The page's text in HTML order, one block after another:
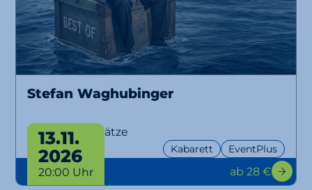
Stefan Waghubinger
Versunkene Sätze
Kabarett EventPlus
13.11.
2026
20:00 Uhr ab 28 €